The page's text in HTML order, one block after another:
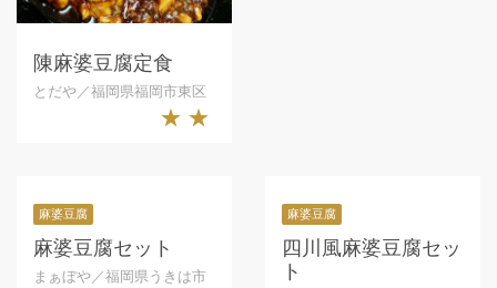
陳麻婆豆腐定食
とだや／福岡県福岡市東区
★★
麻婆豆腐
麻婆豆腐セット
まぁぼや／福岡県うきは市
麻婆豆腐
四川風麻婆豆腐セッ
ト